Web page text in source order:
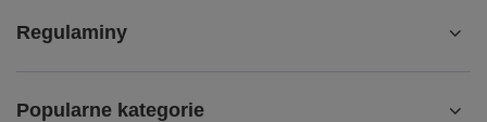
Regulaminy
Popularne kategorie